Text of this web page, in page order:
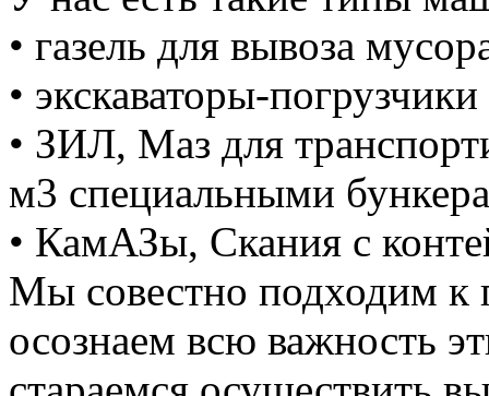
• газель для вывоза
• экскаваторы-
• ЗИЛ, Маз для
м3 специальными
• КамАЗы, Скания с
Мы совестно подходим к
осознаем всю важность